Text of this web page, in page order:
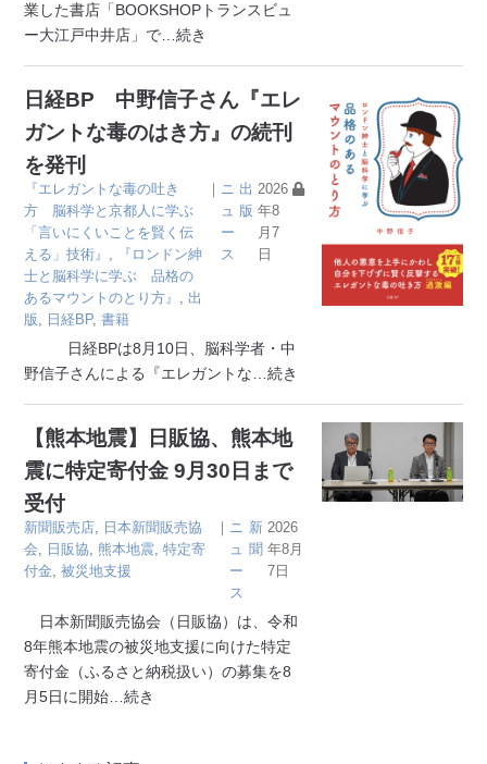
業した書店「BOOKSHOPトランスビュ
ー大江戸中井店」で …続き
日経BP 中野信子さん『エレ
ガントな毒のはき方』の続刊
を発刊
『エレガントな毒の吐き
方 脳科学と京都人に学ぶ
「言いにくいことを賢く伝
える」技術』 ,
『ロンドン紳
士と脳科学に学ぶ 品格の
あるマウントのとり方』 , 出
版, 日経BP,書籍
｜ ニ
ュ
ー
ス
出
版
2026
年8
月7
日
日経BPは8月10日、脳科学者・中
野信子さんによる『エレガントな …続き
【熊本地震】日販協、熊本地
震に特定寄付金 9月30日まで
受付
新聞販売店, 日本新聞販売協
会, 日販協, 熊本地震,特定寄
付金,被災地支援
｜ ニ
ュ
ー
ス
新
聞
2026
年8月
7日
日本新聞販売協会（日販協）は、令和
8年熊本地震の被災地支援に向けた特定
寄付金（ふるさと納税扱い）の募集を8
月5日に開始 …続き